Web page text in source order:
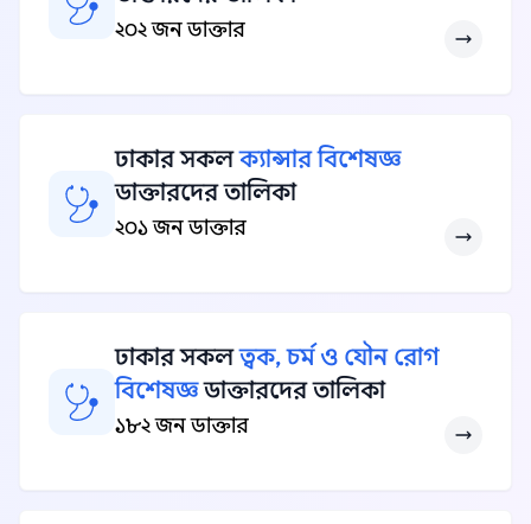
২০২ জন ডাক্তার
ঢাকার সকলক্যান্সার বিশেষজ্ঞ
ডাক্তারদের তালিকা
২০১ জন ডাক্তার
ঢাকার সকলত্বক, চর্ম ও যৌন রোগ
বিশেষজ্ঞডাক্তারদের তালিকা
১৮২ জন ডাক্তার